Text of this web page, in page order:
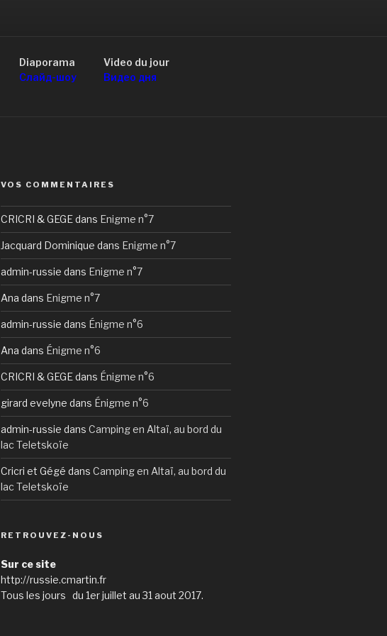
Diaporama
Слайд-шоу
Video du jour
Видео дня
VOS COMMENTAIRES
CRICRI & GEGEdans Enigme n°7
Jacquard Dominique dans Enigme n°7
admin-russie dans Enigme n°7
Ana dans Enigme n°7
admin-russie dans Énigme n°6
Ana dans Énigme n°6
CRICRI & GEGEdans Énigme n°6
girard evelyne dans Énigme n°6
admin-russie dans Camping en Altaï, au bord du
lac Teletskoïe
Cricri et Gégé dans Camping en Altaï, au bord du
lac Teletskoïe
RETROUVEZ-NOUS
Sur ce site
http://russie.cmartin.fr
Tous les jours du 1er juillet au 31 aout 2017.